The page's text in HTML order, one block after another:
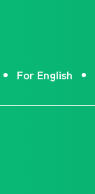
For English